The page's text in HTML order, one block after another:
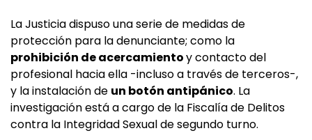
La Justicia dispuso una serie de medidas de
protección para la denunciante; como la
prohibición de acercamientoy contacto del
profesional hacia ella -incluso a través de terceros-,
y la instalación de un botón antipánico. La
investigación está a cargo de la Fiscalía de Delitos
contra la Integridad Sexual de segundo turno.